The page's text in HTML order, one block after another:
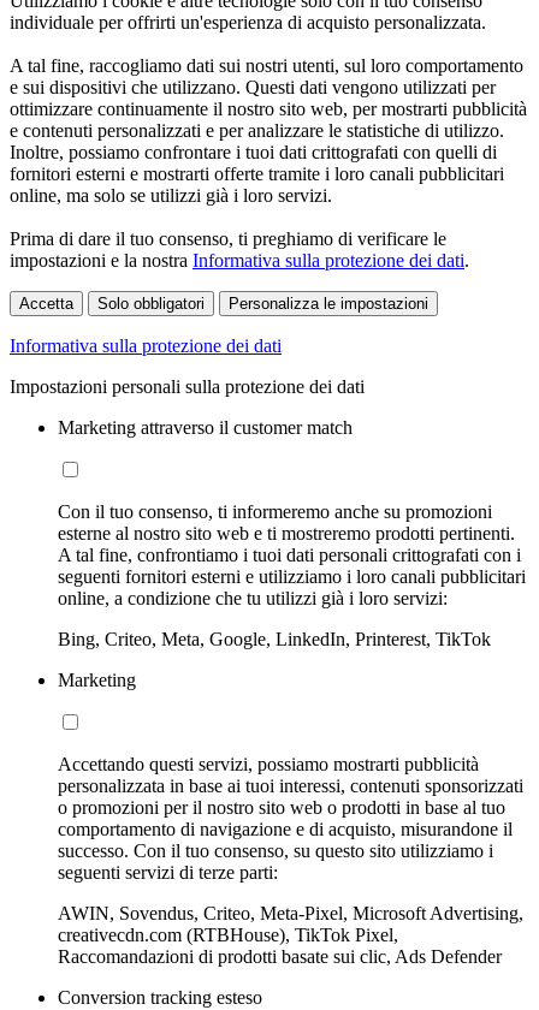
individuale per offrirti un'esperienza di acquisto personalizzata.
A tal fine, raccogliamo dati sui nostri utenti, sul loro comportamento
e sui dispositivi che utilizzano. Questi dati vengono utilizzati per
ottimizzare continuamente il nostro sito web, per mostrarti pubblicità
e contenuti personalizzati e per analizzare le statistiche di utilizzo.
Inoltre, possiamo confrontare i tuoi dati crittografati con quelli di
fornitori esterni e mostrarti offerte tramite i loro canali pubblicitari
online, ma solo se utilizzi già i loro servizi.
Prima di dare il tuo consenso, ti preghiamo di verificare le
impostazioni e la nostra Informativa sulla protezione dei dati.
Accetta Solo obbligatori Personalizza le impostazioni
Informativa sulla protezione dei dati
Impostazioni personali sulla protezione dei dati
Marketing attraverso il customer match
Con il tuo consenso, ti informeremo anche su promozioni
esterne al nostro sito web e ti mostreremo prodotti pertinenti.
A tal fine, confrontiamo i tuoi dati personali crittografati con i
seguenti fornitori esterni e utilizziamo i loro canali pubblicitari
online, a condizione che tu utilizzi già i loro servizi:
Bing, Criteo, Meta, Google, LinkedIn, Printerest, TikTok
Marketing
Accettando questi servizi, possiamo mostrarti pubblicità
personalizzata in base ai tuoi interessi, contenuti sponsorizzati
o promozioni per il nostro sito web o prodotti in base al tuo
comportamento di navigazione e di acquisto, misurandone il
successo. Con il tuo consenso, su questo sito utilizziamo i
seguenti servizi di terze parti:
AWIN, Sovendus, Criteo, Meta-Pixel, Microsoft Advertising,
creativecdn.com (RTBHouse), TikTok Pixel,
Raccomandazioni di prodotti basate sui clic, Ads Defender
Conversion tracking esteso